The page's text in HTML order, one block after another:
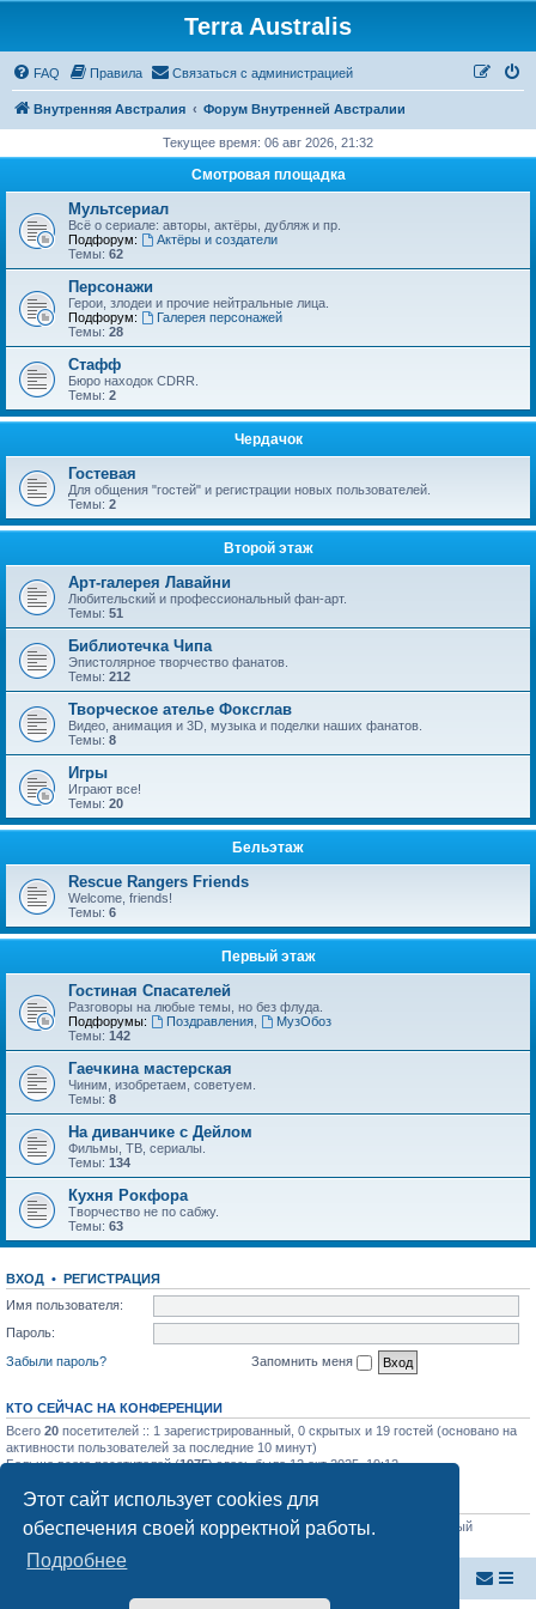
Этот сайт использует cookies для
обеспечения своей корректной работы.
Подробнее
Terra Australis
FAQ Правила Связаться с администрацией
Внутренняя Австралия Форум Внутренней Австралии
Текущее время: 06 авг 2026, 21:32
Смотровая площадка
Мультсериал
Всё о сериале: авторы, актёры, дубляж и пр.
Подфорум:
Актёры и создатели
Темы: 62
Персонажи
Герои, злодеи и прочие нейтральные лица.
Подфорум:
Галерея персонажей
Темы: 28
Стафф
Бюро находок CDRR.
Темы: 2
Чердачок
Гостевая
Для общения "гостей" и регистрации новых пользователей.
Темы: 2
Второй этаж
Арт-галерея Лавайни
Любительский и профессиональный фан-арт.
Темы: 51
Библиотечка Чипа
Эпистолярное творчество фанатов.
Темы: 212
Творческое ателье Фоксглав
Видео, анимация и 3D, музыка и поделки наших фанатов.
Темы: 8
Игры
Играют все!
Темы: 20
Бельэтаж
Rescue Rangers Friends
Welcome, friends!
Темы: 6
Первый этаж
Гостиная Спасателей
Разговоры на любые темы, но без флуда.
Подфорумы:
Поздравления,
МузОбоз
Темы: 142
Гаечкина мастерская
Чиним, изобретаем, советуем.
Темы: 8
На диванчике с Дейлом
Фильмы, ТВ, сериалы.
Темы: 134
Кухня Рокфора
Творчество не по сабжу.
Темы: 63
ВХОД • РЕГИСТРАЦИЯ
Имя пользователя:
Пароль:
Забыли пароль?
Запомнить меня
КТО СЕЙЧАС НА КОНФЕРЕНЦИИ
Всего 20 посетителей :: 1 зарегистрированный, 0 скрытых и 19 гостей (основано на
активности пользователей за последние 10 минут)
Больше всего посетителей (1975) здесь было 12 окт 2025, 19:12
СТАТИСТИКА
Всего сообщений:39877• Всего тем:853• Всего пользователей:
• Новый